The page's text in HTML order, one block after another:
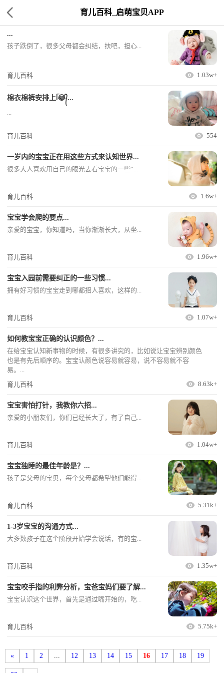
育儿百科_启萌宝贝APP
...
孩子跌倒了，很多父母都会纠结，扶吧，担心...
育儿百科 1.03w+
棉衣棉裤安排上ᥬ😂᭄...
...
育儿百科 554
一岁内的宝宝正在用这些方式来认知世界...
很多大人喜欢用自己的眼光去看宝宝的一些“...
育儿百科 1.6w+
宝宝学会爬的要点...
亲爱的宝宝，你知道吗，当你渐渐长大，从坐...
育儿百科 1.96w+
宝宝入园前需要纠正的一些习惯...
拥有好习惯的宝宝走到哪都招人喜欢，这样的...
育儿百科 1.07w+
如何教宝宝正确的认识颜色？...
在给宝宝认知新事物的时候，有很多讲究的，比如说让宝宝辨别颜色
也是有先后顺序的。宝宝认颜色说容易就容易，说不容易就不容
易。...
育儿百科
8.63k+
宝宝害怕打针，我教你六招...
亲爱的小朋友们，你们已经长大了，有了自己...
育儿百科 1.04w+
宝宝独睡的最佳年龄是？...
孩子是父母的宝贝，每个父母都希望他们能得...
育儿百科 5.31k+
1-3岁宝宝的沟通方式...
大多数孩子在这个阶段开始学会说话，有的宝...
育儿百科 1.35w+
宝宝咬手指的利弊分析，宝爸宝妈们要了解...
宝宝认识这个世界，首先是通过嘴开始的，吃...
育儿百科 5.75k+
« 1 2 ... 12 13 14 15 16 17 18 19